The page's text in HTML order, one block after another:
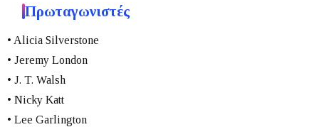
Πρωταγωνιστές
• Alicia Silverstone
• Jeremy London
• J. T. Walsh
• Nicky Katt
• Lee Garlington